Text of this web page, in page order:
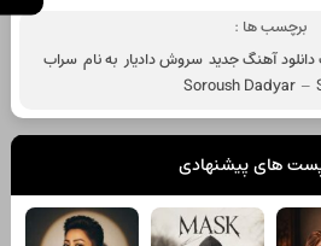
برچسب ها :
آهنگ جدید سروش دادیار به نام سراب
Soroush Dadyar –
های پیشنهادی